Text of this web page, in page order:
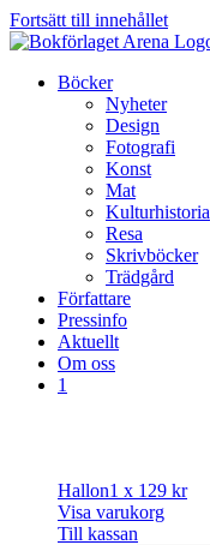
Fortsätt till innehållet
Böcker
Nyheter
Design
Fotografi
Konst
Mat
Kulturhistoria
Resa
Skrivböcker
Trädgård
Författare
Pressinfo
Aktuellt
Om oss
1
Hallon1 x 129 kr
Visa varukorg
Till kassan